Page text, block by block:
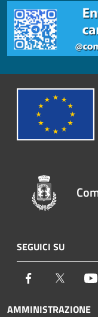
SEGUICI SU
Facebook Twitter
AMMINISTRAZIONE